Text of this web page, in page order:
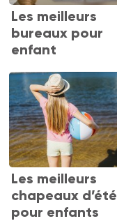
Les meilleurs
bureaux pour
enfant
Les meilleurs
chapeaux d’été
pour enfants